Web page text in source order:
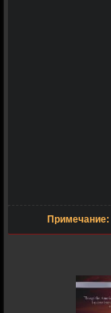
Примечание: